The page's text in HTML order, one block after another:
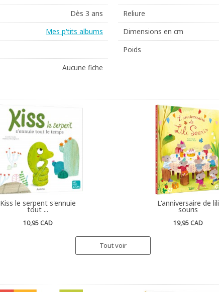
Dès 3 ans
Mes p'tits albums
Aucune fiche
Reliure
Dimensions en cm
Poids
Kiss le serpent s'ennuie
tout ...
10,95 CAD
L'anniversaire de lili
souris
19,95 CAD
Tout voir